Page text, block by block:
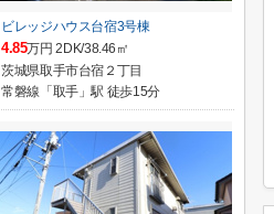
ビレッジハウス台宿3号棟
4.85万円 2DK/38.46㎡
茨城県取手市台宿２丁目
常磐線「取手」駅 徒歩15分